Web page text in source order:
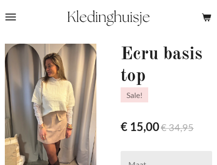
direct
de
hoofdinhoud
Ecru basis
top
Sale!
€ 15,00€ 34,95